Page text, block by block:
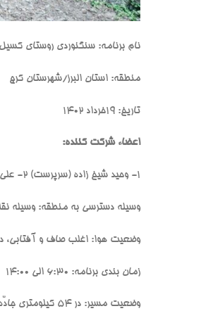
نام برنامه: سنگنوردی روستای
منطقه: استان البرز/شهرستان کرج
تاریخ: 19خرداد 1402
اعضاء شرکت کننده:
۱- وحید شیخ زاده (سرپرست) ۲- علی الماسی ۳- فرشاد اسماعیل زاده ۴- مهدی مشایخی (عکاس-گزارش)
وسیله دسترسی به منطقه: وسیله
وضعیت هوا: اغلب صاف و آفتابی، در
زمان بندی برنامه: 6:30 الی 14:00
وضعیت مسیر: